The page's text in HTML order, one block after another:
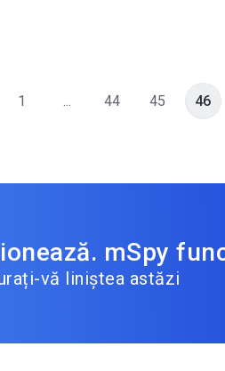
1 ... 44 45 46
mSpy
vă liniștea astăzi